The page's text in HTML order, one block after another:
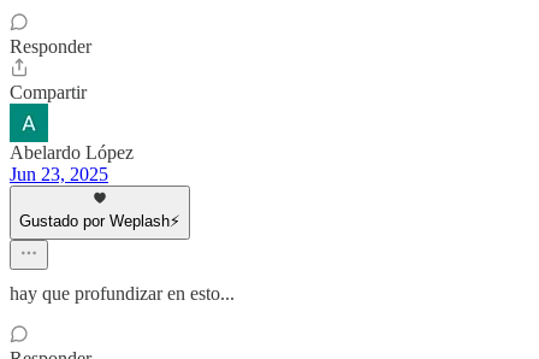
Responder
Compartir
Abelardo López
Jun 23, 2025
Gustado por Weplash⚡️
hay que profundizar en esto...